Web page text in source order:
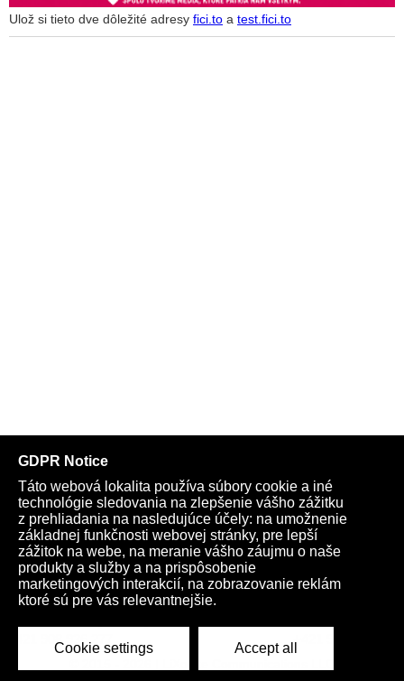
Ulož si tieto dve dôležité adresy fici.to a test.fici.to
Telegram Youtube Facebook
Archív
Obchod
TV Kardio Podporte nás
Všeobecné podmienky
+421 908 936 277
+421 950 661 116